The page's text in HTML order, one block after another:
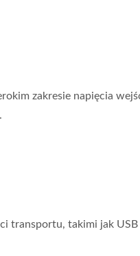
zakresie napięcia
transportu, takimi jak